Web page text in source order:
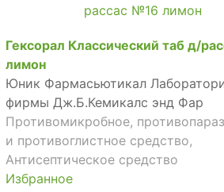
Гексорал Классический таб д/
лимон
Юник Фармасьютикал
фирмы Дж.Б.Кемикалс энд Фар
Противомикробное,
и противоглистное средство,
Антисептическое средство
Избранное